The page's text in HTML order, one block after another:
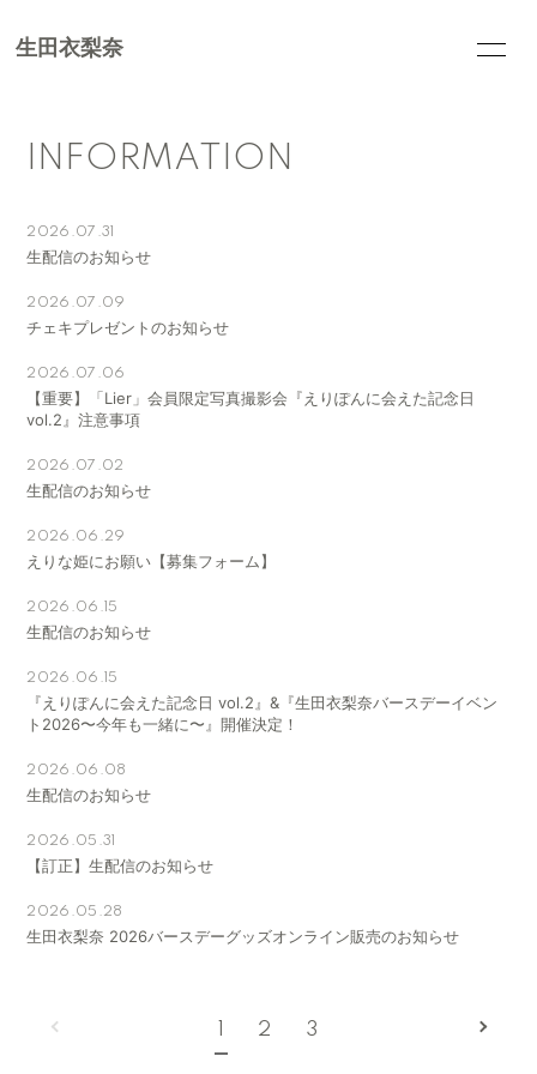
生田衣梨奈
SCHEDULE PROFILE
BLOG
Chat
会員登録
INFORMATION
2026.07.31
生配信のお知らせ
2026.07.09
チェキプレゼントのお知らせ
2026.07.06
【重要】「Lier」会員限定写真撮影会『えりぽんに会えた記念日
vol.2』注意事項
2026.07.02
生配信のお知らせ
2026.06.29
えりな姫にお願い【募集フォーム】
2026.06.15
生配信のお知らせ
2026.06.15
『えりぽんに会えた記念日 vol.2』&『生田衣梨奈バースデーイベン
ト2026〜今年も一緒に〜』開催決定！
2026.06.08
生配信のお知らせ
2026.05.31
【訂正】生配信のお知らせ
2026.05.28
生田衣梨奈 2026バースデーグッズオンライン販売のお知らせ
2 3